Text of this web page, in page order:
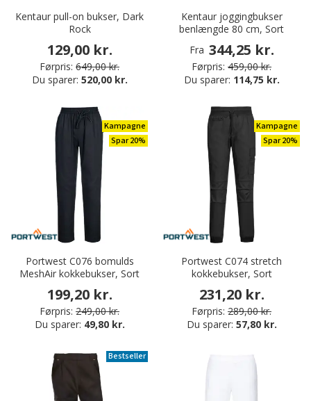
Kentaur pull-on bukser, Dark
Rock
129,00 kr.
Førpris: 649,00 kr.
Du sparer: 520,00 kr.
Kentaur joggingbukser
benlængde 80 cm, Sort
Fra 344,25 kr.
Førpris: 459,00 kr.
Du sparer: 114,75 kr.
Kampagne
Spar 20%
Portwest C076 bomulds
MeshAir kokkebukser, Sort
199,20 kr.
Førpris: 249,00 kr.
Du sparer: 49,80 kr.
Kampagne
Spar 20%
Portwest C074 stretch
kokkebukser, Sort
231,20 kr.
Førpris: 289,00 kr.
Du sparer: 57,80 kr.
Bestseller